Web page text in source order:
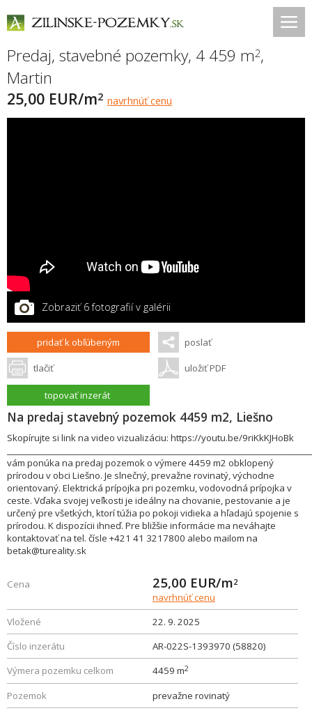
Predaj, stavebné pozemky, 4 459 m2,
Martin
25,00 EUR/m2 navrhnúť cenu
Zobraziť 6 fotografií v galérii
pridať k obľúbeným poslať
tlačiť uložiť PDF
topovať inzerát
Na predaj stavebný pozemok 4459 m2, Liešno
Skopírujte si link na video vizualizáciu: https://youtu.be/9riKkKJHoBk
vám ponúka na predaj pozemok o výmere 4459 m2 obklopený
prírodou v obci Liešno. Je slnečný, prevažne rovinatý, východne
orientovaný. Elektrická prípojka pri pozemku, vodovodná prípojka v
ceste. Vďaka svojej veľkosti je ideálny na chovanie, pestovanie a je
určený pre všetkých, ktorí túžia po pokoji vidieka a hľadajú spojenie s
prírodou. K dispozícii ihneď. Pre bližšie informácie ma neváhajte
kontaktovať na tel. čísle +421 41 3217800 alebo mailom na
betak@tureality.sk
Cena 25,00 EUR/m2
navrhnúť cenu
Vložené
22. 9. 2025
Číslo inzerátu
AR-022S-1393970 (58820)
Výmera pozemku celkom
4459 m2
Pozemok
prevažne rovinatý